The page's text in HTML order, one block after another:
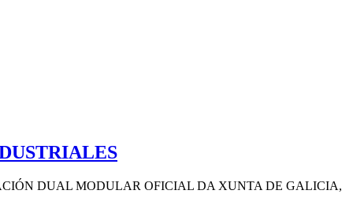
DUAL MODULAR OFICIAL DA XUNTA DE GALICIA,